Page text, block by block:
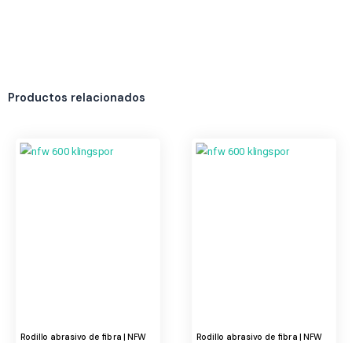
Productos relacionados
Rodillo abrasivo de fibra | NFW Rodillo abrasivo de fibra | NFW